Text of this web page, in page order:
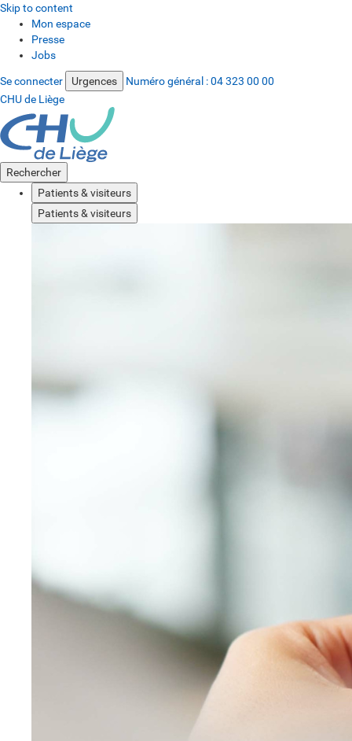
Skip to content
Mon espace
Presse
Jobs
Se connecter Urgences Numéro général :04 323 00 00
CHU de Liège
Rechercher
Patients & visiteurs
Patients & visiteurs